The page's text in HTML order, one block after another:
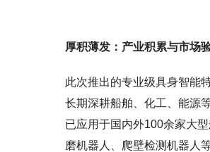
厚积薄发：产业积累与市场
此次推出的专业级具身智能
长期深耕船舶、化工、能源
已应用于国内外100余家大
磨机器人、爬壁检测机器人